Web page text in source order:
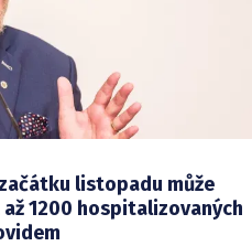
listopadu může
1200 hospitalizovaných